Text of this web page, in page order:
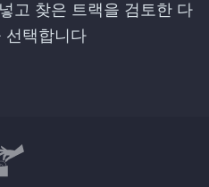
고 찾은 트랙을 검토한 다
선택합니다